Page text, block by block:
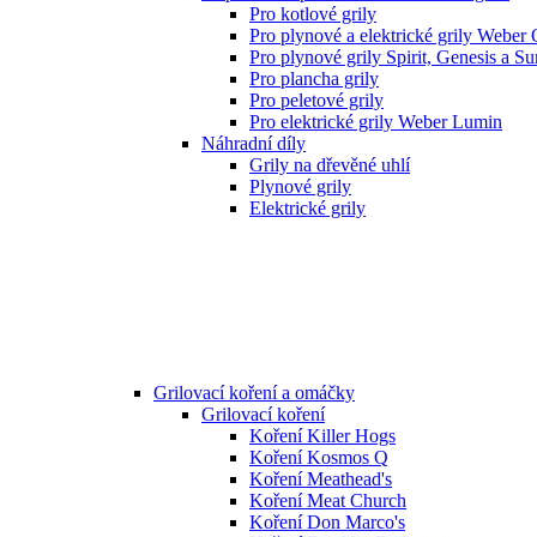
Pro kotlové grily
Pro plynové a elektrické grily Weber
Pro plynové grily Spirit, Genesis a
Pro plancha grily
Pro peletové grily
Pro elektrické grily Weber Lumin
Náhradní díly
Grily na dřevěné uhlí
Plynové grily
Elektrické grily
Grilovací koření a omáčky
Grilovací koření
Koření Killer Hogs
Koření Kosmos Q
Koření Meathead's
Koření Meat Church
Koření Don Marco's